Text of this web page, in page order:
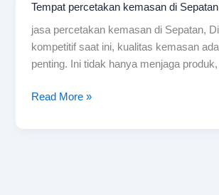
Tempat percetakan kemasan di Sepatan
jasa percetakan kemasan di Sepatan,
kompetitif saat ini, kualitas kemasan
penting. Ini tidak hanya menjaga produk,
Tempat
percetakan
kemasan
di
Read More »